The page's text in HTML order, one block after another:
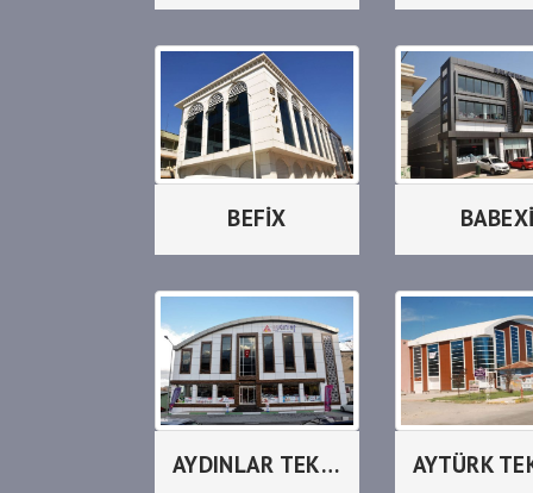
BEFİX
AYDINLAR TEKSTİL